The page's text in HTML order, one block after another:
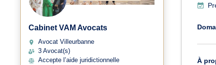
À
Cabinet VAM Avocats
Avocat Villeurbanne
3 Avocat(s)
Accepte l’aide juridictionnelle